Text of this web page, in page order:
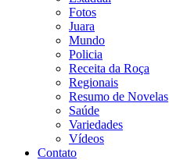
Fotos
Juara
Mundo
Policia
Receita da Roça
Regionais
Resumo de Novelas
Saúde
Variedades
Vídeos
Contato